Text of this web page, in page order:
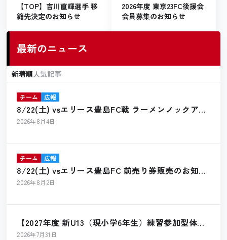
【TOP】吉川直輝選手 移
籍先決定のお知らせ
2026年度 東京23FC後援会
会員募集のお知らせ
最新のニュース
新着順人気記事
チーム 広報
8/22(土) vsエリース豊島FC戦 ラーメンノックアウ
ト出店のお知らせ
2026年8月4日
チーム 広報
8/22(土) vsエリース豊島FC 前売り券販売のお知ら
せ
2026年8月2日
【2027年度 新U13（現小学6年生）練習参加型体験
会 開催のお知らせ】
2026年7月31日